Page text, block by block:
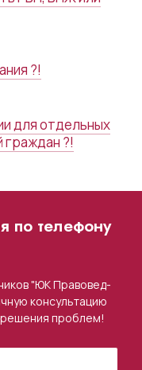
?!
для отдельных
граждан ?!
по телефону
"ЮК Правовед-
консультацию
проблем!